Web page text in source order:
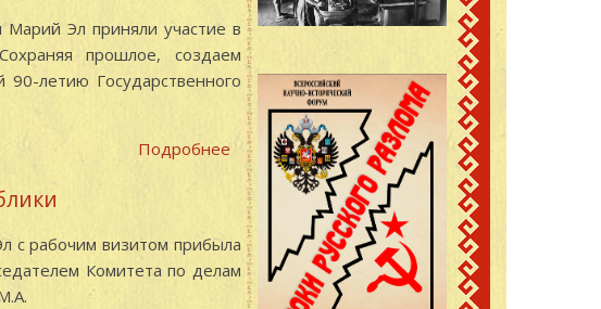
Марий Эл приняли участие в
прошлое, создаем
летию Государственного
Подробнее о
коллегам
на
юбилей
с рабочим визитом прибыла
Комитета по делам